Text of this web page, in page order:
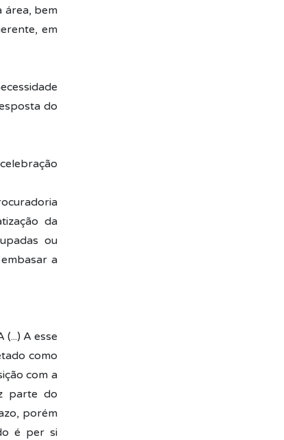
área, bem
em
do
da
ou
a
A esse
como
com a
parte do
porém
é per si